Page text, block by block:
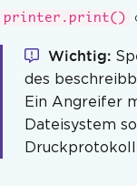
}
const
ter();
printer.print()
Wichtig
des
Ein Angreifer
Dateisystem